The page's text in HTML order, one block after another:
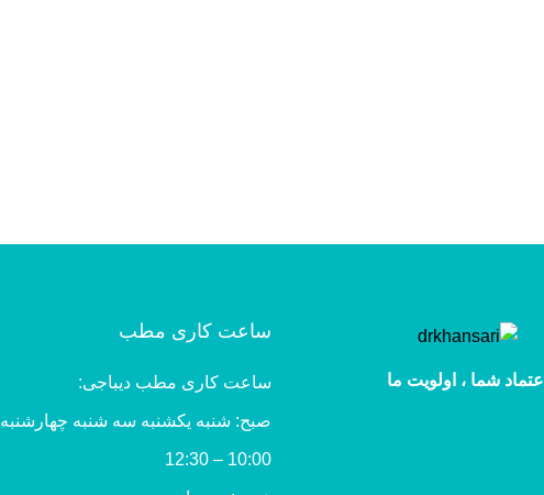
اعتماد شما ، اولویت ما
ساعت کاری مطب
ساعت کاری مطب دیباجی:
صبح: شنبه یکشنبه سه شنبه چهارشنبه
10:00 – 12:30